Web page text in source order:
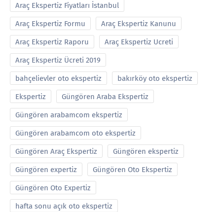
Araç Ekspertiz Fiyatları İstanbul
Araç Ekspertiz Formu Araç Ekspertiz Kanunu
Araç Ekspertiz Raporu Araç Ekspertiz Ucreti
Araç Ekspertiz Ücreti 2019
bahçelievler oto ekspertiz bakırköy oto ekspertiz
Ekspertiz Güngören Araba Ekspertiz
Güngören arabamcom ekspertiz
Güngören arabamcom oto ekspertiz
Güngören Araç Ekspertiz Güngören ekspertiz
Güngören expertiz Güngören Oto Ekspertiz
Güngören Oto Expertiz
hafta sonu açık oto ekspertiz